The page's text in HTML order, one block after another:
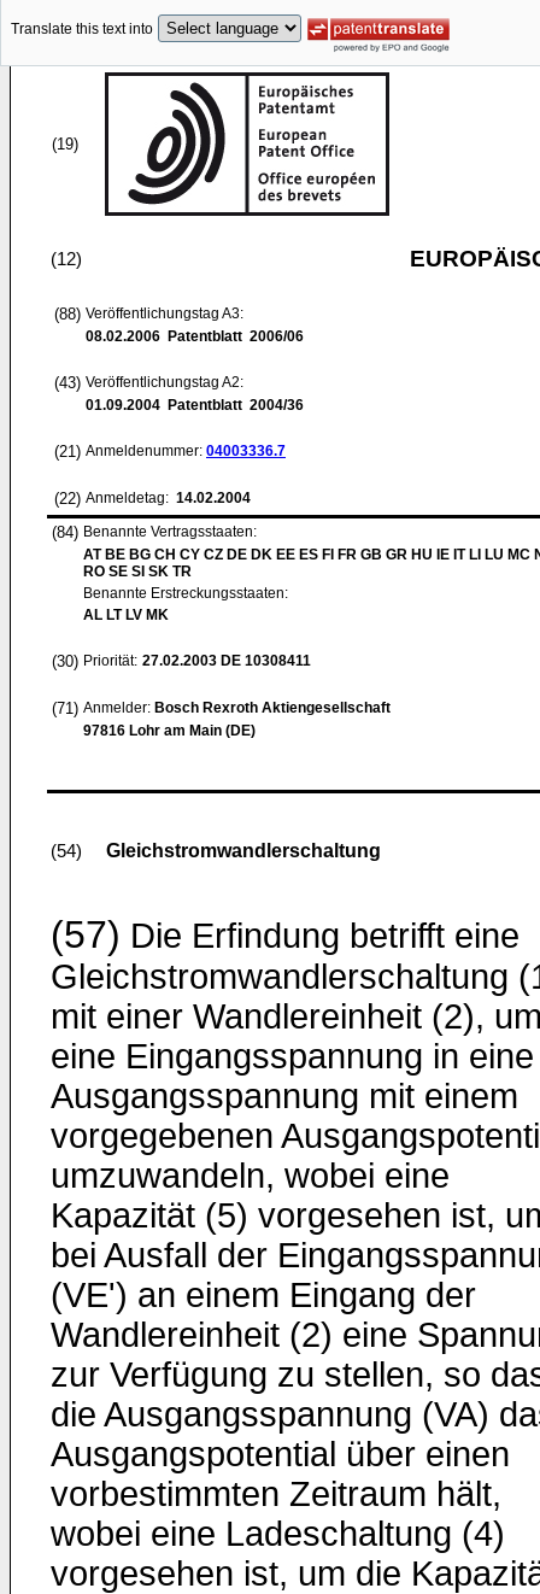
Translate this text into
(19)
(12)
(88) Veröffentlichungstag A3:
08.02.2006 Patentblatt 2006/06
(43) Veröffentlichungstag A2:
01.09.2004 Patentblatt 2004/36
(21) Anmeldenummer: 04003336.7
(22) Anmeldetag: 14.02.2004
(84) Benannte Vertragsstaaten:
AT BE BG CH CY CZ DE DK EE ES FI FR GB GR HU IE IT LI LU MC
RO SE SI SK TR
Benannte Erstreckungsstaaten:
AL LT LV MK
(30) Priorität: 27.02.2003 DE 10308411
(71) Anmelder: Bosch Rexroth Aktiengesellschaft
97816 Lohr am Main (DE)
(54) Gleichstromwandlerschaltung
(57) Die Erfindung betrifft eine
Gleichstromwandlerschaltung
mit einer Wandlereinheit (2),
eine Eingangsspannung in eine
Ausgangsspannung mit einem
vorgegebenen
umzuwandeln, wobei eine
Kapazität (5) vorgesehen ist,
bei Ausfall der
(VE') an einem Eingang der
Wandlereinheit (2) eine
zur Verfügung zu stellen, so
die Ausgangsspannung (VA)
Ausgangspotential über einen
vorbestimmten Zeitraum hält,
wobei eine Ladeschaltung (4)
vorgesehen ist, um die